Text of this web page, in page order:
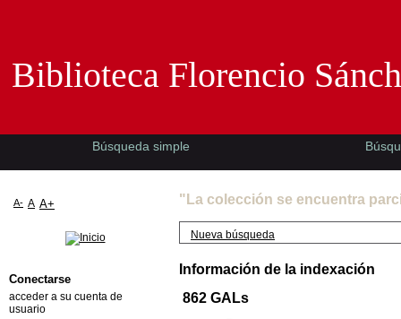
"La colección se encuentra
Nueva búsqueda
Información de la indexación
862 GALs
Biblioteca Florencio
Búsqueda simple
A- A A+
Conectarse
acceder a su cuenta de
usuario